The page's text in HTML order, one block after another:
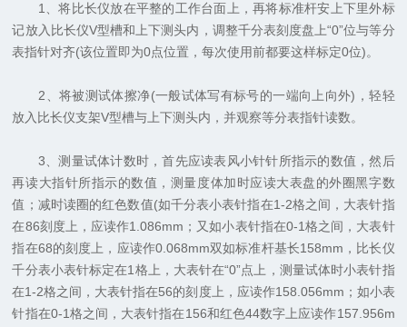
1、将比长仪放在平整的工作台面上，再将标准杆安上下里外标
记放入比长仪V型槽和上下测头内，调整千分表刻度盘上“0”位与等分
表指针对齐(该位置即为0点位置，每次使用前都要这样标定0位)。
2、将被测试体擦净(一般试体写有标号的一端向上向外)，轻轻
放入比长仪支架V型槽与上下测头内，并观察等分表指针读数。
3、测量试体计数时，首先应读表风小针针所指示的数值，然后
再读大指针所指示的数值，测量度体加时应读大表盘的外圈黑字数
值；减时读圈的红色数值(如千分表小表针指在1-2格之间，大表针指
在86刻度上，应读作1.086mm；又如小表针指在0-1格之间，大表针
指在68的刻度上，应读作0.068mm双如标准杆基长158mm，比长仪
千分表小表针标定在1格上，大表针在“0”点上，测量试体时小表针指
在1-2格之间，大表针指在56的刻度上，应读作158.056mm；如小表
针指在0-1格之间，大表针指在156和红色44数字上应读作157.956m